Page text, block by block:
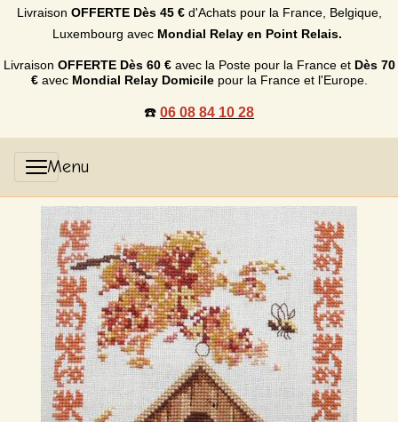
Livraison OFFERTE Dès 45 €d'Achats pour la France, Belgique,
Luxembourg avec Mondial Relay en Point Relais.
Livraison OFFERTE Dès 60 €avec la Poste pour la France et Dès 70
€avec Mondial Relay Domicilepour la France et l'Europe.
☎️ 06 08 84 10 28